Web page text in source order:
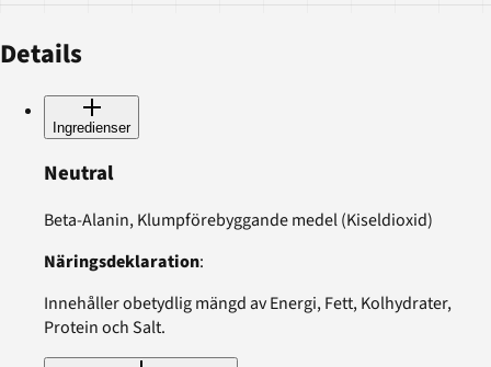
Details
Ingredienser
Neutral
Beta-Alanin, Klumpförebyggande medel (Kiseldioxid)
Näringsdeklaration:
Innehåller obetydlig mängd av Energi, Fett, Kolhydrater,
Protein och Salt.